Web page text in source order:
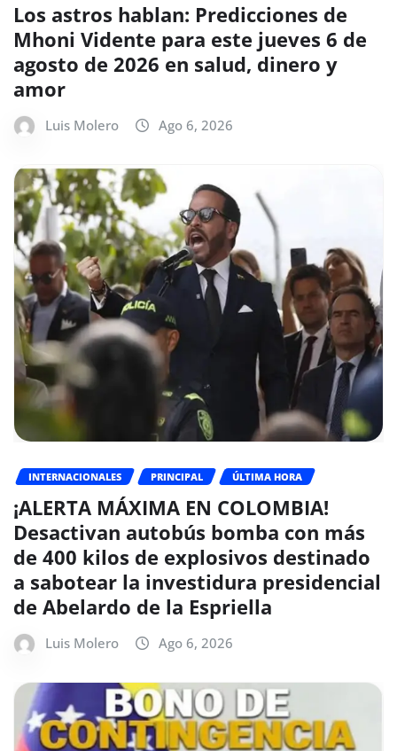
Los astros hablan: Predicciones de
Mhoni Vidente para este jueves 6 de
agosto de 2026 en salud, dinero y
amor
Luis Molero Ago 6, 2026
INTERNACIONALES PRINCIPAL ÚLTIMA HORA
¡ALERTA MÁXIMA EN COLOMBIA!
Desactivan autobús bomba con más
de 400 kilos de explosivos destinado
a sabotear la investidura presidencial
de Abelardo de la Espriella
Luis Molero Ago 6, 2026